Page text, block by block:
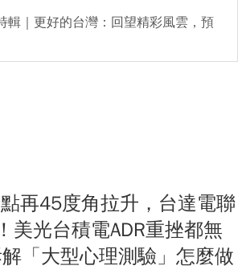
輯｜更好的台灣：回望精彩風雲，預
再45度角拉升，台達電聯
美光台積電ADR重挫都無
「大型心理測驗」怎麼做